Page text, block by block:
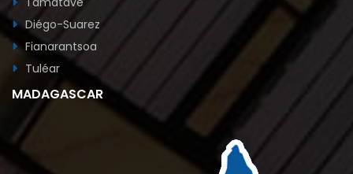
Diégo-Suarez
Fianarantsoa
Tuléar
MADAGASCAR